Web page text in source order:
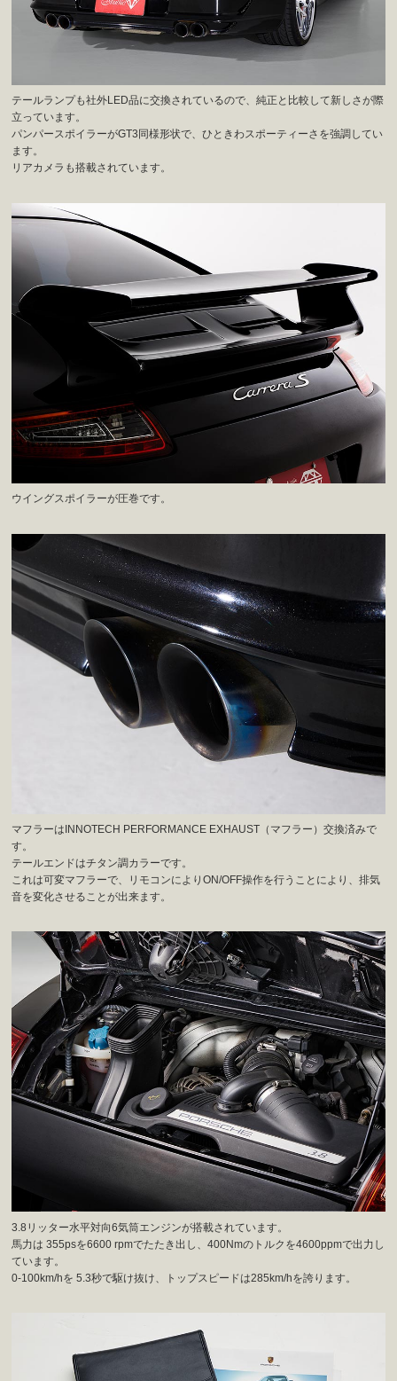
テールランプも社外LED品に交換されているので、純正と比較して新しさが際
立っています。
パンパースポイラーがGT3同様形状で、ひときわスポーティーさを強調してい
ます。
リアカメラも搭載されています。
ウイングスポイラーが圧巻です。
マフラーはINNOTECH PERFORMANCE EXHAUST（マフラー）交換済みで
す。
テールエンドはチタン調カラーです。
これは可変マフラーで、リモコンによりON/OFF操作を行うことにより、排気
音を変化させることが出来ます。
3.8リッター水平対向6気筒エンジンが搭載されています。
馬力は 355psを6600 rpmでたたき出し、400Nmのトルクを4600ppmで出力し
ています。
0-100km/hを 5.3秒で駆け抜け、トップスピードは285km/hを誇ります。